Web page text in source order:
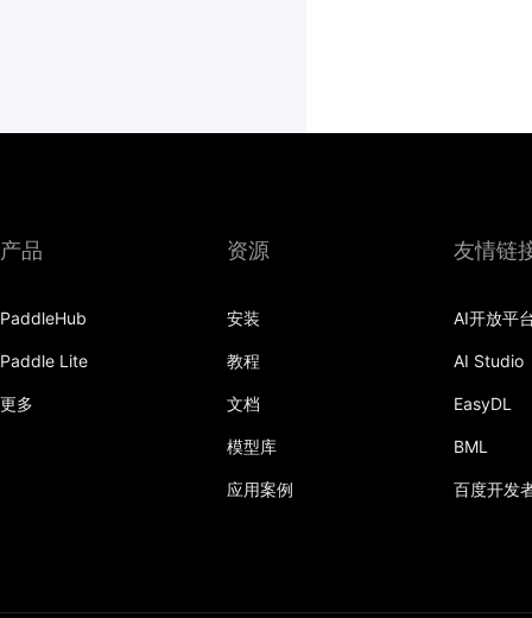
产品
PaddleHub
Paddle Lite
更多
资源
安装
教程
文档
模型库
应用案例
友情链
AI开放平
AI Studio
EasyDL
BML
百度开发